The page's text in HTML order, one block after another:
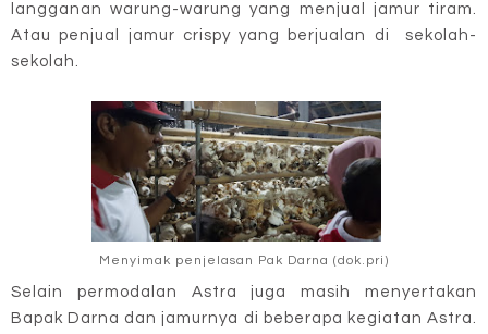
langganan warung-warung yang menjual jamur tiram.
Atau penjual jamur crispy yang berjualan di sekolah-
sekolah.
Menyimak penjelasan Pak Darna (dok.pri)
Selain permodalan Astra juga masih menyertakan
Bapak Darna dan jamurnya di beberapa kegiatan Astra.